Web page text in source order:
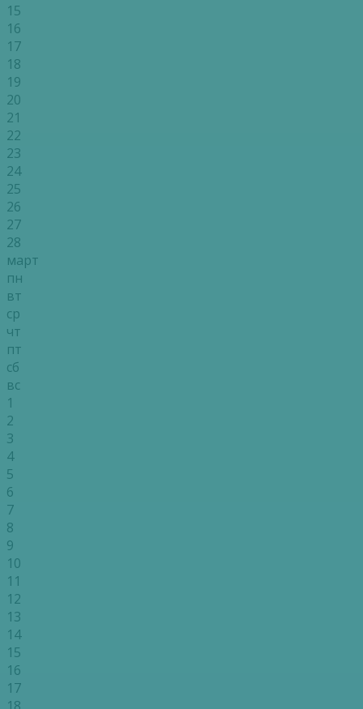
15
16
17
18
19
20
21
22
23
24
25
26
27
28
март
пн
вт
ср
чт
пт
сб
вс
1
2
3
4
5
6
7
8
9
10
11
12
13
14
15
16
17
18